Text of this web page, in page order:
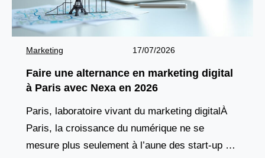
Marketing 17/07/2026
Faire une alternance en marketing digital
à Paris avec Nexa en 2026
Paris, laboratoire vivant du marketing digitalÀ
Paris, la croissance du numérique ne se
mesure plus seulement à l’aune des start-up qui